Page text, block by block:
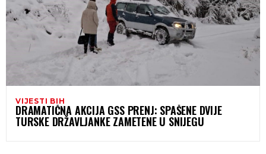
VIJESTI BIH
DRAMATIČNA AKCIJA GSS PRENJ: SPAŠENE DVIJE
TURSKE DRŽAVLJANKE ZAMETENE U SNIJEGU